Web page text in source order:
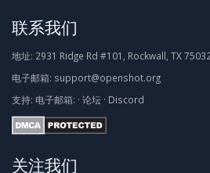
联系我们
地址: 2931 Ridge Rd #101, Rockwall, TX
电子邮箱: support@openshot.org
支持: 电子邮箱: · 论坛 · Discord
关注我们